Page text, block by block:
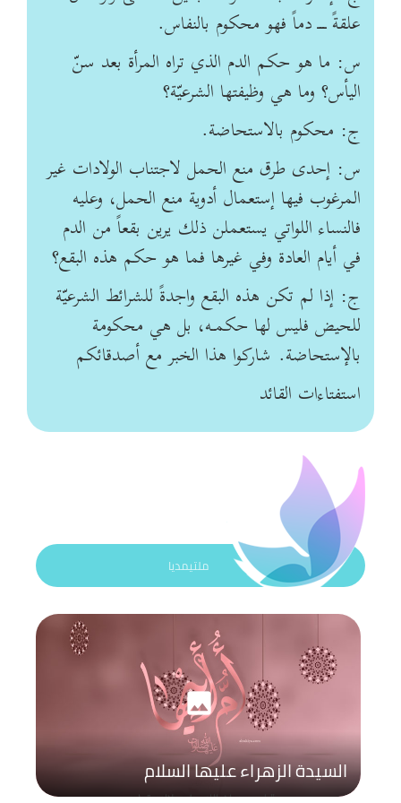
علقةً ـــ دماً فهو محكوم بالنفاس.
س: ما هو حكم الدم الذي تراه المرأة بعد سنّ
اليأس؟ وما هي وظيفتها الشرعيّة؟
ج: محكوم بالاستحاضة.
س: إحدى طرق منع الحمل لاجتناب الولادات غير
المرغوب فيها إستعمال أدوية منع الحمل، وعليه
فالنساء اللواتي يستعملن ذلك يرين بقعاً من الدم
في أيام العادة وفي غيرها فما هو حكم هذه البقع؟
ج: إذا لم تكن هذه البقع واجدةً للشرائط الشرعيّة
للحيض فليس لها حكمـه، بل هي محكومة
بالإستحاضة. شاركوا هذا الخبر مع أصدقائكم
استفتاءات القائد
ملتيمديا
photo
السيدة الزهراء عليها السلام